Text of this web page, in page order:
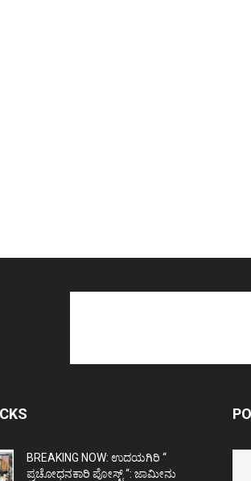
BREAKING NOW: ಉದಯಗಿರಿ “
ಪ್ರಚೋಧನಕಾರಿ ಪೋಸ್ಟ್‌ “: ಜಾಮೀನು